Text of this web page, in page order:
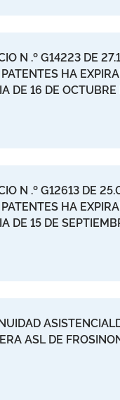
N .º G14223 DE
HA
DE 16 DE
N .º G12613 DE
HA
DE 15 DE
ASL DE